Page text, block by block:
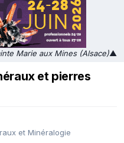
Marie aux Mines (Alsace)▲
et pierres
et Minéralogie